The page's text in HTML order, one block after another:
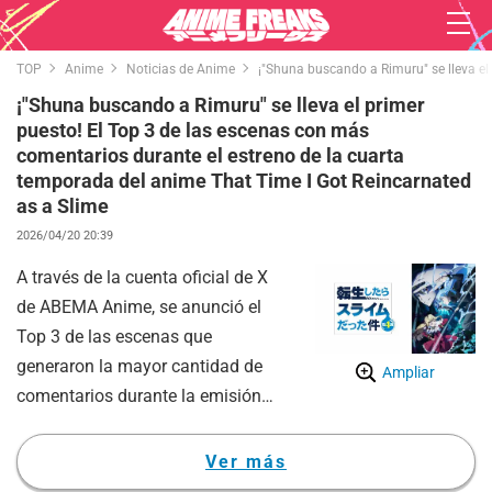
TOP Anime Noticias de Anime ¡"Shuna buscando a Rimuru" se lleva
¡"Shuna buscando a Rimuru" se lleva el primer
puesto! El Top 3 de las escenas con más
comentarios durante el estreno de la cuarta
temporada del anime That Time I Got Reincarnated
as a Slime
2026/04/20 20:39
Ampliar
A través de la cuenta oficial de X
de ABEMA Anime, se anunció el
Top 3 de las escenas que
generaron la mayor cantidad de
comentarios durante la emisión
temporada (episodio 73 en total)
de That Time I Got Reincarnated
Ver más